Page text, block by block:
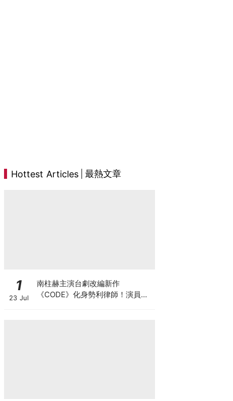
Hottest Articles 最熱文章
1
23 Jul
南柱赫主演台劇改編新作
《CODE》化身勢利律師！演員陣